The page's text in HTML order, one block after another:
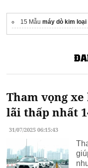
15 Mẫumáy dò kim
Tham vọng
lãi thấp nhất
31/07/2025 06:15:43